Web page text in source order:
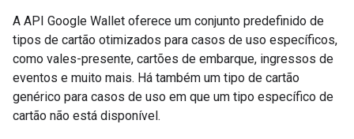
A API Google Wallet oferece um conjunto predefinido de
tipos de cartão otimizados para casos de uso específicos,
como vales-presente, cartões de embarque, ingressos de
eventos e muito mais. Há também um tipo de cartão
genérico para casos de uso em que um tipo específico de
cartão não está disponível.